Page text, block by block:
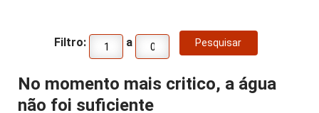
Filtro: a
No momento mais critico, a água
não foi suficiente